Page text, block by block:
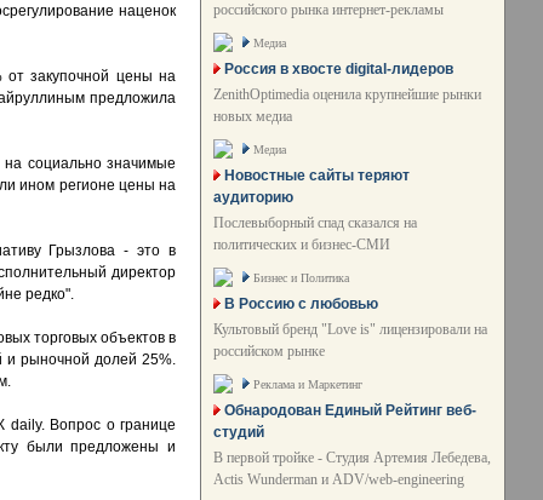
наценок
от закупочной цены на
предложила
на социально значимые
ином регионе цены на
Грызлова - это в
директор
редко".
торговых объектов в
и рыночной долей 25%.
daily. Вопрос о границе
были предложены и
российского рынка интернет-рекламы
Медиа
Россия в хвосте digital-лидеров
ZenithOptimedia оценила крупнейшие рынки
новых медиа
Медиа
Новостные сайты теряют
аудиторию
Послевыборный спад сказался на
политических и бизнес-СМИ
Бизнес и Политика
В Россию с любовью
Культовый бренд "Love is" лицензировали на
российском рынке
Реклама и Маркетинг
Обнародован Единый Рейтинг веб-
студий
В первой тройке - Студия Артемия Лебедева,
Actis Wunderman и ADV/web-engineering